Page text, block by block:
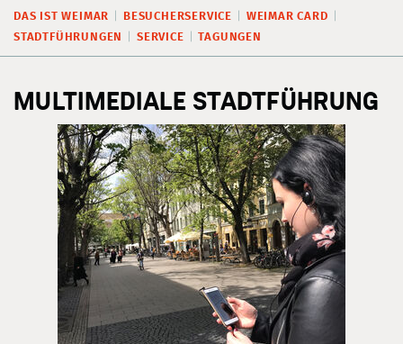
DAS IST WEIMAR BESUCHERSERVICE
WEIMAR CARD
STADTFÜHRUNGEN
SERVICE TAGUNGEN
MULTIMEDIALE STADTFÜHRUNG